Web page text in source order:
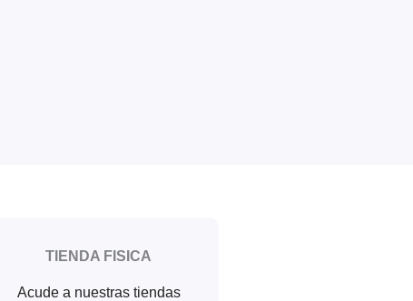
TIENDA FISICA
Acude a nuestras tiendas